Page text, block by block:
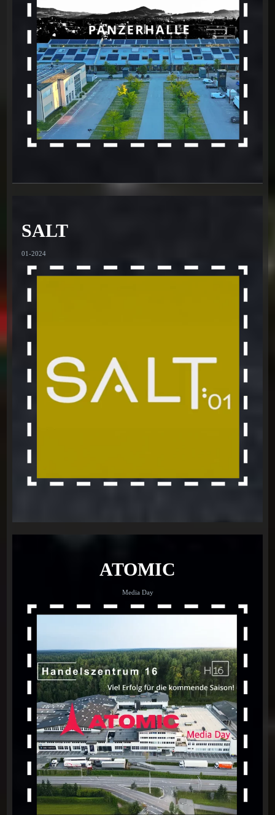
SALT
01-2024
ATOMIC
Media Day